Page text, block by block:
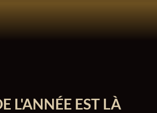
L'ANNÉE EST LÀ